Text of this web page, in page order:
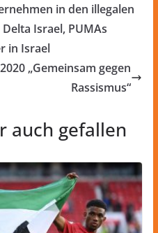
in den illegalen
Israel, PUMAs
in Israel
„Gemeinsam gegen
Rassismus“
auch gefallen